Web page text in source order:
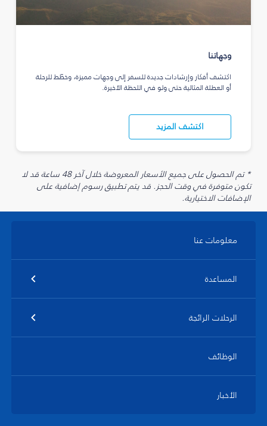
وجهاتنا
اكتشف أفكار وإرشادات جديدة للسفر إلى وجهات مميزة، وخطّط للرحلة
أو العطلة المثالية حتى ولو في اللحظة الأخيرة.
اكتشف المزيد
* تم الحصول على جميع الأسعار المعروضة خلال آخر 48 ساعة قد لا
تكون متوفرة في وقت الحجز. قد يتم تطبيق رسوم إضافية على
الإضافات الاختيارية.
معلومات عنا
المساعدة
الرحلات الرائجة
الوظائف
الأخبار